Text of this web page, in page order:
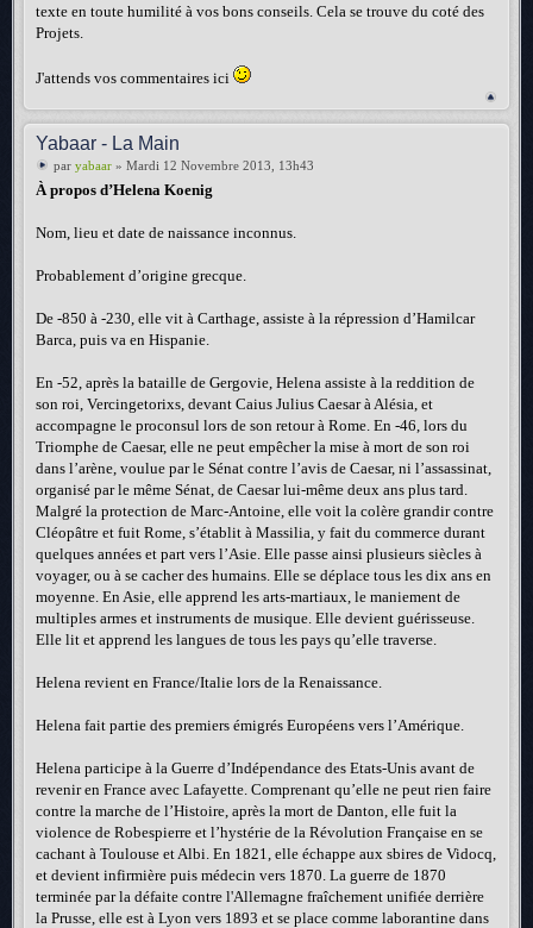
texte en toute humilité à vos bons conseils. Cela se trouve du coté des
Projets.
J'attends vos commentaires ici
Yabaar - La Main
par yabaar » Mardi 12 Novembre 2013, 13h43
À propos d’Helena Koenig
Nom, lieu et date de naissance inconnus.
Probablement d’origine grecque.
De -850 à -230, elle vit à Carthage, assiste à la répression d’Hamilcar
Barca, puis va en Hispanie.
En -52, après la bataille de Gergovie, Helena assiste à la reddition de
son roi, Vercingetorixs, devant Caius Julius Caesar à Alésia, et
accompagne le proconsul lors de son retour à Rome. En -46, lors du
Triomphe de Caesar, elle ne peut empêcher la mise à mort de son roi
dans l’arène, voulue par le Sénat contre l’avis de Caesar, ni l’assassinat,
organisé par le même Sénat, de Caesar lui-même deux ans plus tard.
Malgré la protection de Marc-Antoine, elle voit la colère grandir contre
Cléopâtre et fuit Rome, s’établit à Massilia, y fait du commerce durant
quelques années et part vers l’Asie. Elle passe ainsi plusieurs siècles à
voyager, ou à se cacher des humains. Elle se déplace tous les dix ans en
moyenne. En Asie, elle apprend les arts-martiaux, le maniement de
multiples armes et instruments de musique. Elle devient guérisseuse.
Elle lit et apprend les langues de tous les pays qu’elle traverse.
Helena revient en France/Italie lors de la Renaissance.
Helena fait partie des premiers émigrés Européens vers l’Amérique.
Helena participe à la Guerre d’Indépendance des Etats-Unis avant de
revenir en France avec Lafayette. Comprenant qu’elle ne peut rien faire
contre la marche de l’Histoire, après la mort de Danton, elle fuit la
violence de Robespierre et l’hystérie de la Révolution Française en se
cachant à Toulouse et Albi. En 1821, elle échappe aux sbires de Vidocq,
et devient infirmière puis médecin vers 1870. La guerre de 1870
terminée par la défaite contre l'Allemagne fraîchement unifiée derrière
la Prusse, elle est à Lyon vers 1893 et se place comme laborantine dans